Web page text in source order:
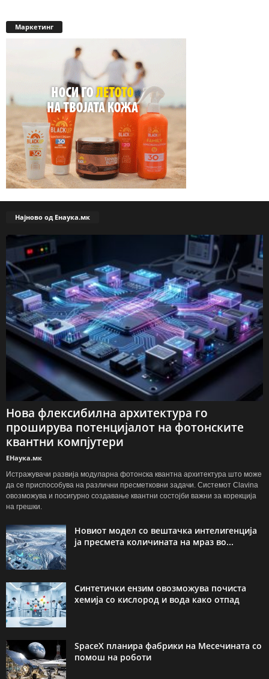
Маркетинг
Најново од Енаука.мк
Нова флексибилна архитектура го
проширува потенцијалот на фотонските
квантни компјутери
ЕНаука.мк
Истражувачи развија модуларна фотонска квантна архитектура што може
да се приспособува на различни пресметковни задачи. Системот Clavina
овозможува и посигурно создавање квантни состојби важни за корекција
на грешки.
Новиот модел со вештачка интелигенција
ја пресмета количината на мраз во...
Синтетички ензим овозможува почиста
хемија со кислород и вода како отпад
SpaceX планира фабрики на Месечината со
помош на роботи